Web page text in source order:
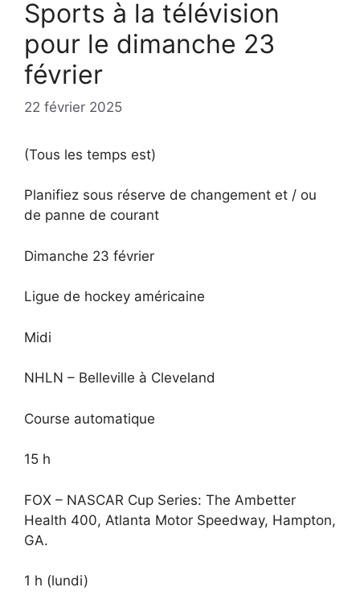
Sports à la télévision
pour le dimanche 23
février
22 février 2025
(Tous les temps est)
Planifiez sous réserve de changement et / ou
de panne de courant
Dimanche 23 février
Ligue de hockey américaine
Midi
NHLN – Belleville à Cleveland
Course automatique
15 h
FOX – NASCAR Cup Series: The Ambetter
Health 400, Atlanta Motor Speedway, Hampton,
GA.
1 h (lundi)